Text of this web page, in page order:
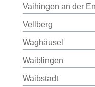
Vaihingen an der
Vellberg
Waghäusel
Waiblingen
Waibstadt